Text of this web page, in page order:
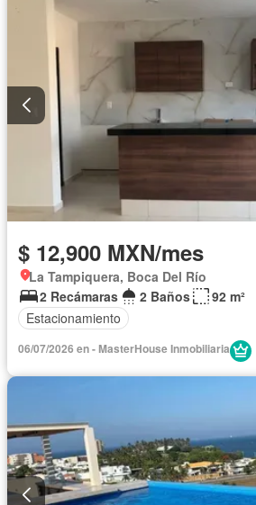
$ 12,900 MXN/mes
La Tampiquera, Boca Del Río
2 Recámaras
2 Baños
92 m²
Estacionamiento
06/07/2026 en - MasterHouse Inmobiliaria